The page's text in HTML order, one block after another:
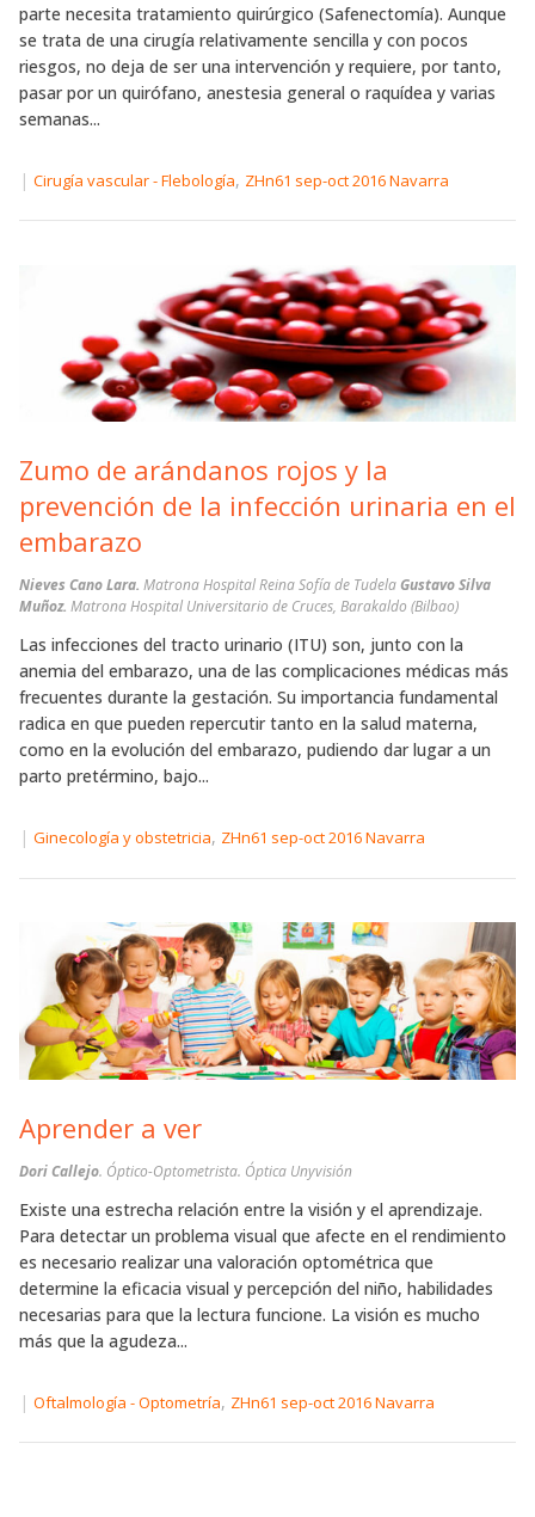
parte necesita tratamiento quirúrgico (Safenectomía). Aunque
se trata de una cirugía relativamente sencilla y con pocos
riesgos, no deja de ser una intervención y requiere, por tanto,
pasar por un quirófano, anestesia general o raquídea y varias
semanas...
| Cirugía vascular - Flebología, ZHn61 sep-oct 2016 Navarra
Zumo de arándanos rojos y la
prevención de la infección urinaria en el
embarazo
Nieves Cano Lara. Matrona Hospital Reina Sofía de TudelaGustavo Silva
Muñoz. Matrona Hospital Universitario de Cruces, Barakaldo (Bilbao)
Las infecciones del tracto urinario (ITU) son, junto con la
anemia del embarazo, una de las complicaciones médicas más
frecuentes durante la gestación. Su importancia fundamental
radica en que pueden repercutir tanto en la salud materna,
como en la evolución del embarazo, pudiendo dar lugar a un
parto pretérmino, bajo...
| Ginecología y obstetricia, ZHn61 sep-oct 2016 Navarra
Aprender a ver
Dori Callejo. Óptico-Optometrista. Óptica Unyvisión
Existe una estrecha relación entre la visión y el aprendizaje.
Para detectar un problema visual que afecte en el rendimiento
es necesario realizar una valoración optométrica que
determine la eficacia visual y percepción del niño, habilidades
necesarias para que la lectura funcione. La visión es mucho
más que la agudeza...
| Oftalmología - Optometría, ZHn61 sep-oct 2016 Navarra